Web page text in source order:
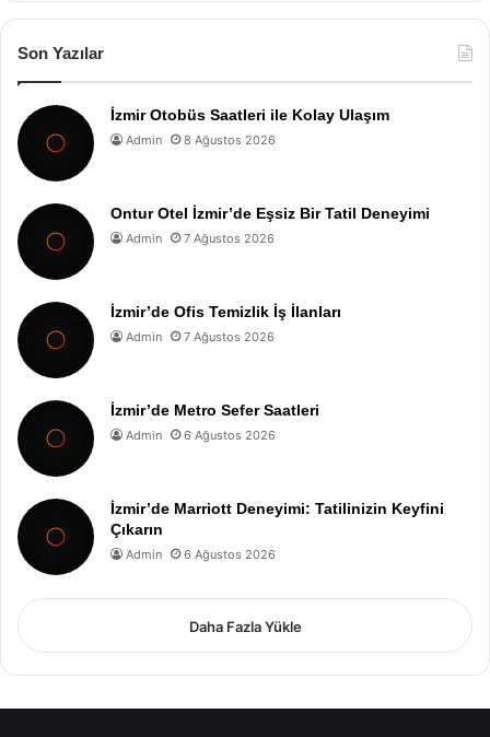
Son Yazılar
İzmir Otobüs Saatleri ile Kolay Ulaşım
Admin 8 Ağustos 2026
Ontur Otel İzmir’de Eşsiz Bir Tatil Deneyimi
Admin 7 Ağustos 2026
İzmir’de Ofis Temizlik İş İlanları
Admin 7 Ağustos 2026
İzmir’de Metro Sefer Saatleri
Admin 6 Ağustos 2026
İzmir’de Marriott Deneyimi: Tatilinizin Keyfini
Çıkarın
Admin 6 Ağustos 2026
Daha Fazla Yükle